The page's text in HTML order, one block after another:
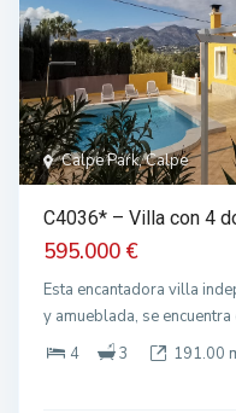
Calpe Park, Calpe
C4036* – Villa con 4
595.000 €
Esta encantadora villa
y amueblada, se
4
3 191.00